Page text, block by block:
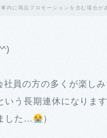
事内に商品プロモーションを含む場合が
員の方の多くが楽し
う長期連休になります
した…
）